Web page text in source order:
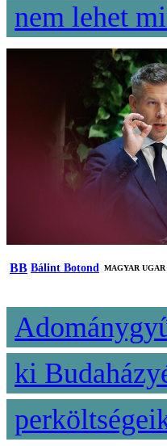
nem lehet
BB Bálint Botond MAGYAR UGAR
ki